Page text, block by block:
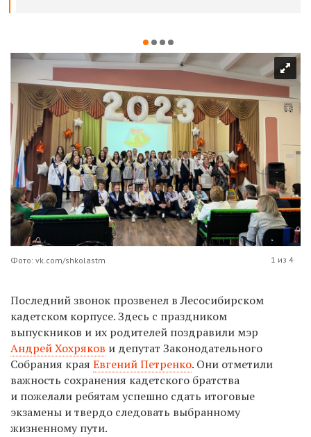
Фото: vk.com/shkolastm 1 из 4
Последний звонок прозвенел в Лесосибирском
кадетском корпусе. Здесь с праздником
выпускников и их родителей поздравили мэр
Андрей Хохряков и депутат Законодательного
Собрания края Евгений Петренко. Они отметили
важность сохранения кадетского братства
и пожелали ребятам успешно сдать итоговые
экзамены и твердо следовать выбранному
жизненному пути.